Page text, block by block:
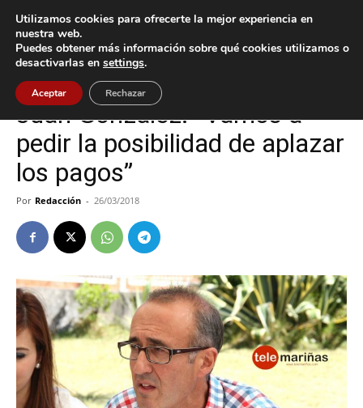
Inicio Nigrán
Nigrán Política
Juan González: “Vamos a
pedir la posibilidad de aplazar
los pagos”
Por Redacción - 26/03/2018
Utilizamos cookies para ofrecerte la mejor experiencia en
nuestra web.
Puedes obtener más información sobre qué cookies utilizamos o
desactivarlas en settings.
Aceptar Rechazar